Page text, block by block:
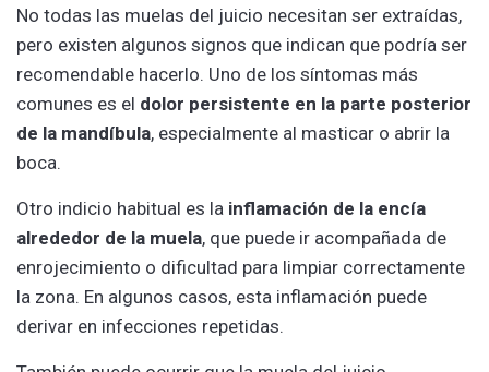
No todas las muelas del juicio necesitan ser extraídas,
pero existen algunos signos que indican que podría ser
recomendable hacerlo. Uno de los síntomas más
comunes es el dolor persistente en la parte posterior
de la mandíbula, especialmente al masticar o abrir la
boca.
Otro indicio habitual es la inflamación de la encía
alrededor de la muela, que puede ir acompañada de
enrojecimiento o dificultad para limpiar correctamente
la zona. En algunos casos, esta inflamación puede
derivar en infecciones repetidas.